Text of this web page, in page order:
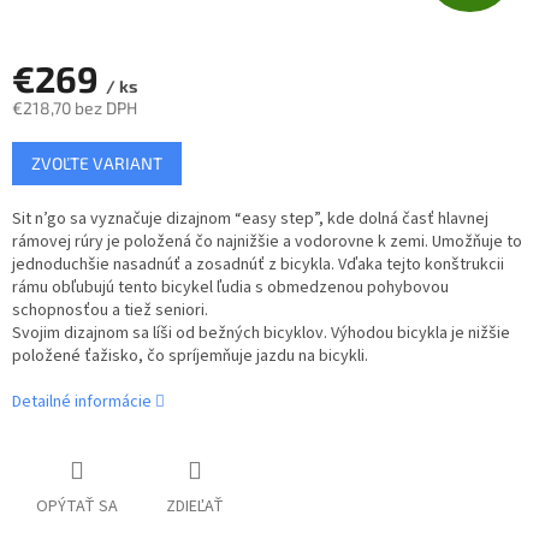
O
€269 / ks
€218,70 bez DPH
Jednotková
cena:
ZVOĽTE VARIANT
Sit n’go sa vyznačuje dizajnom “easy step”, kde dolná časť hlavnej
rámovej rúry je položená čo najnižšie a vodorovne k zemi. Umožňuje to
jednoduchšie nasadnúť a zosadnúť z bicykla. Vďaka tejto konštrukcii
rámu obľubujú tento bicykel ľudia s obmedzenou pohybovou
schopnosťou a tiež seniori.
Svojim dizajnom sa líši od bežných bicyklov. Výhodou bicykla je nižšie
položené ťažisko, čo spríjemňuje jazdu na bicykli.
Detailné informácie
OPÝTAŤ SA ZDIEĽAŤ